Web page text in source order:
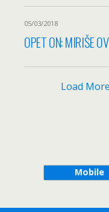
05/03/2018
OPET ON: MIRIŠE
Load
Mobile